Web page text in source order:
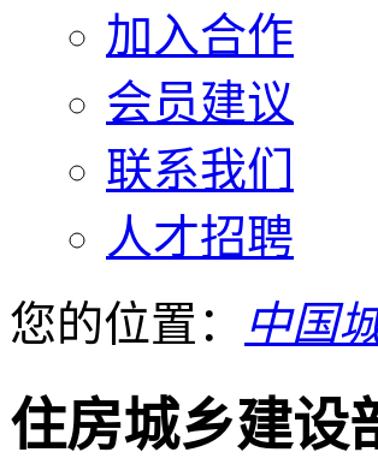
加入合作
会员建议
联系我们
人才招聘
您的位置：
中国
住房城乡建设